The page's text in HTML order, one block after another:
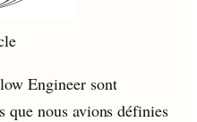
Engineer sont
que nous avions définies